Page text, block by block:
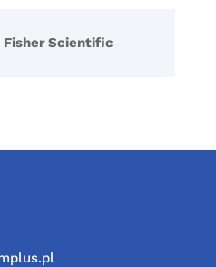
Fisher Scientific